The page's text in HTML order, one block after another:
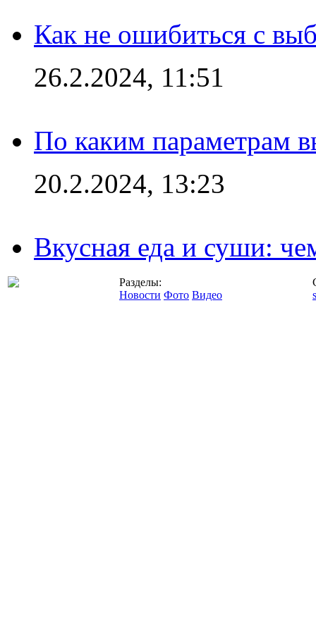
Как не ошибиться с
26.2.2024, 11:51
По каким параметрам
20.2.2024, 13:23
Вкусная еда и суши:
Разделы:
Новости Фото Видео